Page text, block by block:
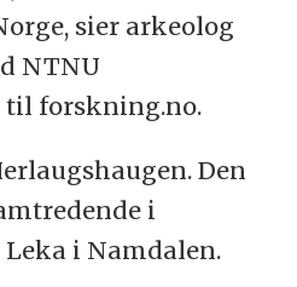
sier arkeolog
NTNU
til forskning.no.
Den
i
i Namdalen.